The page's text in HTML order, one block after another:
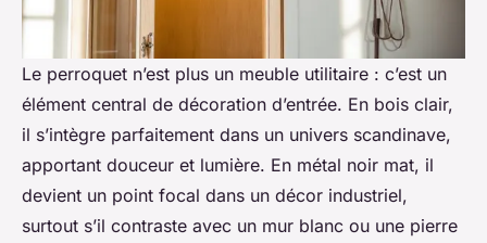
Le perroquet n’est plus un meuble utilitaire : c’est un
élément central de décoration d’entrée. En bois clair,
il s’intègre parfaitement dans un univers scandinave,
apportant douceur et lumière. En métal noir mat, il
devient un point focal dans un décor industriel,
surtout s’il contraste avec un mur blanc ou une pierre